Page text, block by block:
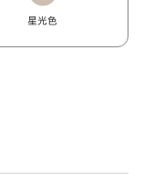
星光色